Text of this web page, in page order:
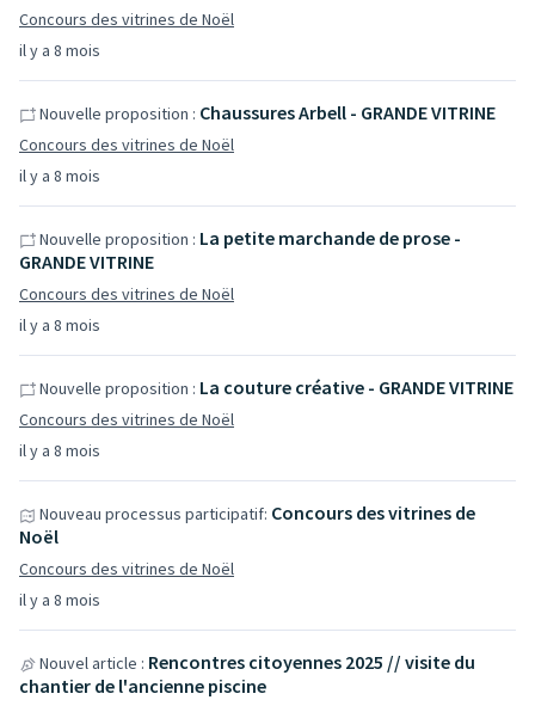
il y a 8 mois
Concours des vitrines de Noël
il y a 8 mois
Nouvelle proposition : Chaussures Arbell - GRANDE VITRINE
Concours des vitrines de Noël
il y a 8 mois
Nouvelle proposition : La petite marchande de prose -
GRANDE VITRINE
Concours des vitrines de Noël
il y a 8 mois
Nouvelle proposition : La couture créative - GRANDE VITRINE
Concours des vitrines de Noël
il y a 8 mois
Nouveau processus participatif: Concours des vitrines de
Noël
Concours des vitrines de Noël
Nouvel article : Rencontres citoyennes 2025 // visite du
chantier de l'ancienne piscine